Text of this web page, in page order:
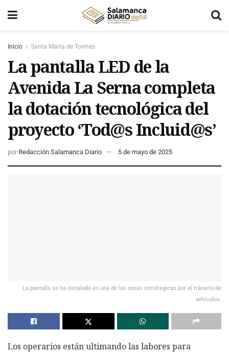
Inicio Santa Marta de Tormes
La pantalla LED de la
Avenida La Serna completa
la dotación tecnológica del
proyecto ‘Tod@s Incluid@s’
por Redacción Salamanca Diario 5 de mayo de 2025
La pantalla se ha instalado en una de las zonas estrátegicas por el tránsito de
vehículos.
Los operarios están ultimando las labores para